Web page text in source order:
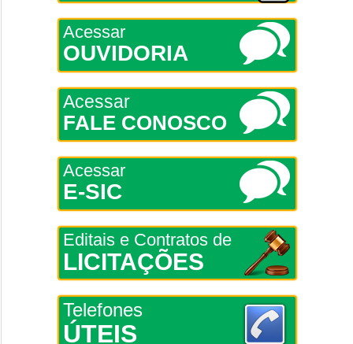
Acessar
OUVIDORIA
Acessar
FALE CONOSCO
Acessar
E-SIC
Editais e Contratos de
LICITAÇÕES
Telefones
ÚTEIS